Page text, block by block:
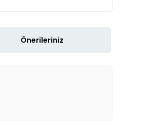
Önerileriniz